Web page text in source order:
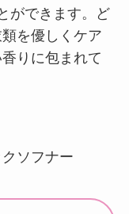
ができます。ど
を優しくケア
りに包まれて
ソフナー